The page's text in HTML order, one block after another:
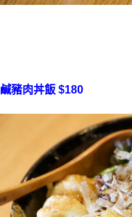
鹹豬肉丼飯 $180